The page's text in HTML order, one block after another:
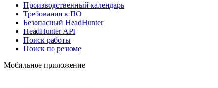
Производственный календарь
Требования к ПО
Безопасный HeadHunter
HeadHunter API
Поиск работы
Поиск по резюме
Мобильное приложение